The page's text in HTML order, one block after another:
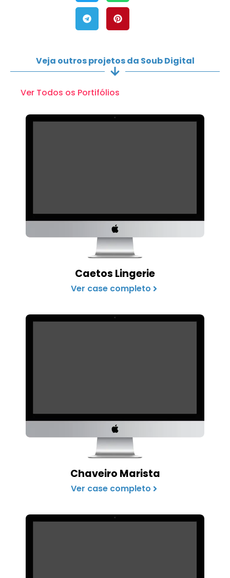
Veja outros projetos da Soub Digital
Ver Todos os Portifólios
Caetos Lingerie
Ver case completo
Chaveiro Marista
Ver case completo